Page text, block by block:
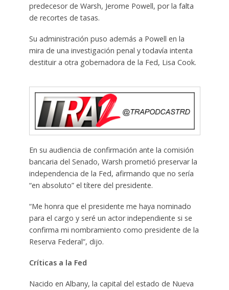
predecesor de Warsh, Jerome Powell, por la falta
de recortes de tasas.
Su administración puso además a Powell en la
mira de una investigación penal y todavía intenta
destituir a otra gobernadora de la Fed, Lisa Cook.
En su audiencia de confirmación ante la comisión
bancaria del Senado, Warsh prometió preservar la
independencia de la Fed, afirmando que no sería
“en absoluto” el títere del presidente.
“Me honra que el presidente me haya nominado
para el cargo y seré un actor independiente si se
confirma mi nombramiento como presidente de la
Reserva Federal”, dijo.
Críticas a la Fed
Nacido en Albany, la capital del estado de Nueva